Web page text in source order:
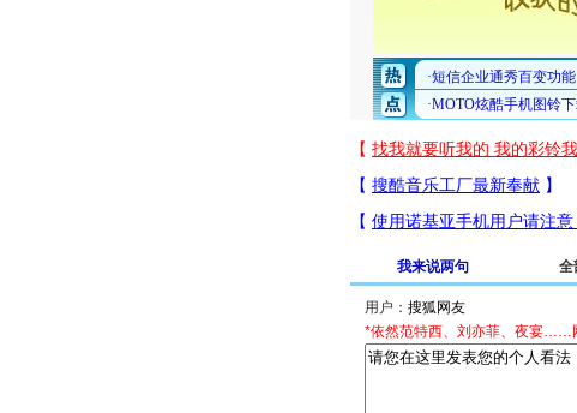
我来说两句 全
用户：
*依然范特西、刘亦菲、夜宴……